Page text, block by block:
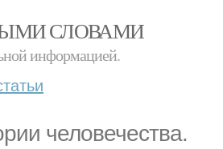
СЛОВАМИ
информацией.
человечества.